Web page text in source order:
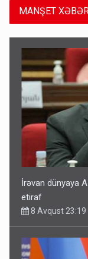
MANŞET
İrəvan dünyaya
etiraf
8 Avqust 23:19